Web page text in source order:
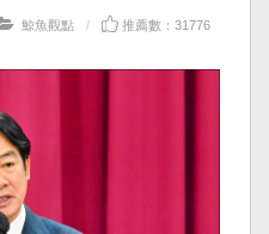
鯨魚觀點 推薦數：31776